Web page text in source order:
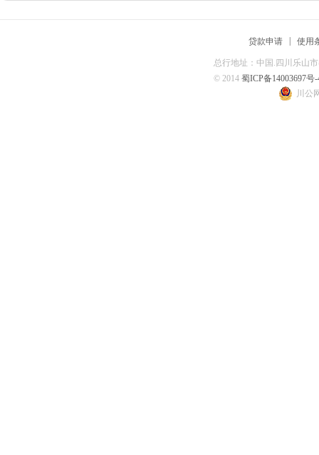
贷款申请 使用
总行地址：中国.四川乐山
© 2014 蜀ICP备14003697号-
川公